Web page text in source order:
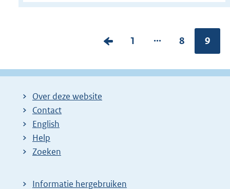
V
r
P
g
1 ...
P
g
8 9
Over deze website
Contact
English
Help
Zoeken
Informatie hergebruiken